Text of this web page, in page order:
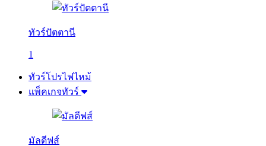
ทัวร์ปัตตานี
1
ทัวร์โปรไฟไหม้
แพ็คเกจทัวร์
มัลดีฟส์